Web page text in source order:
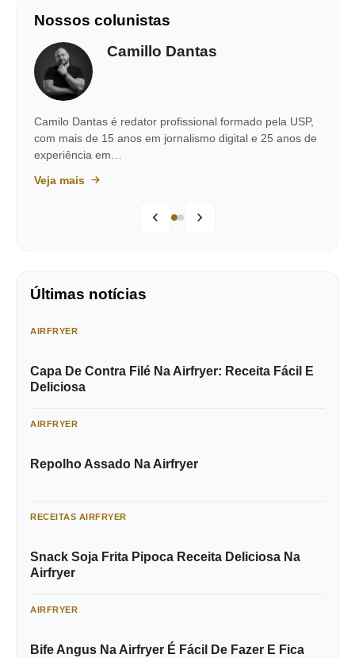
Nossos colunistas
Camillo Dantas
Camilo Dantas é redator profissional formado pela USP,
com mais de 15 anos em jornalismo digital e 25 anos de
experiência em…
Veja mais
Últimas notícias
AIRFRYER
Capa De Contra Filé Na Airfryer: Receita Fácil E
Deliciosa
AIRFRYER
Repolho Assado Na Airfryer
RECEITAS AIRFRYER
Snack Soja Frita Pipoca Receita Deliciosa Na
Airfryer
AIRFRYER
Bife Angus Na Airfryer É Fácil De Fazer E Fica